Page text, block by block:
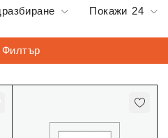
Покажи 24
Филтър